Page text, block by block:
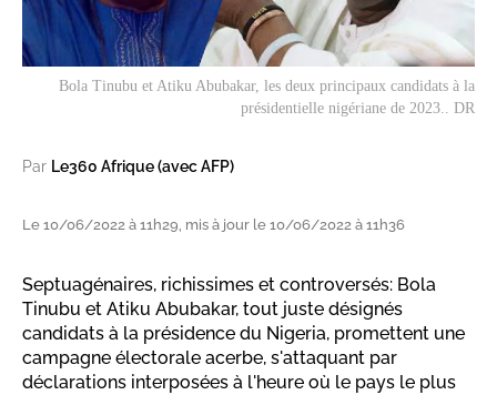
Bola Tinubu et Atiku Abubakar, les deux principaux candidats à la
présidentielle nigériane de 2023.. DR
Par Le360 Afrique (avec AFP)
Le 10/06/2022 à 11h29, mis à jour le 10/06/2022 à 11h36
Septuagénaires, richissimes et controversés: Bola
Tinubu et Atiku Abubakar, tout juste désignés
candidats à la présidence du Nigeria, promettent une
campagne électorale acerbe, s'attaquant par
déclarations interposées à l'heure où le pays le plus